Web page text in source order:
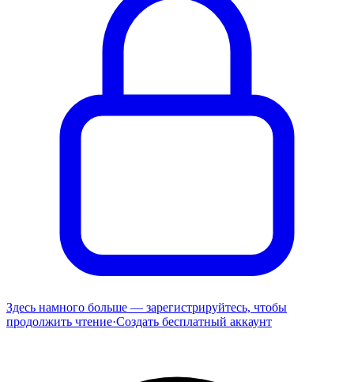
Здесь намного больше — зарегистрируйтесь, чтобы
продолжить чтение·Создать бесплатный аккаунт